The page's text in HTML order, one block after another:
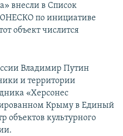
внесли в Список
по инициативе
объект числится
Владимир Путин
и территории
«Херсонес
Крыму в Единый
объектов культурного